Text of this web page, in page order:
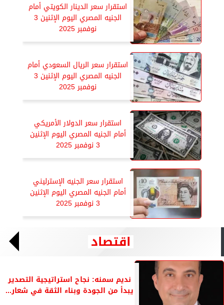
استقرار سعر الدينار الكويتي أمام
الجنيه المصري اليوم الإثنين 3
نوفمبر 2025
استقرار سعر الريال السعودي أمام
الجنيه المصري اليوم الإثنين 3
نوفمبر 2025
استقرار سعر الدولار الأمريكي
أمام الجنيه المصري اليوم الإثنين
3 نوفمبر 2025
استقرار سعر الجنيه الإسترليني
أمام الجنيه المصري اليوم الإثنين
3 نوفمبر 2025
اقتصاد
نديم سمنه: نجاح استراتيجية التصدير
يبدأ من الجودة وبناء الثقة في شعار...